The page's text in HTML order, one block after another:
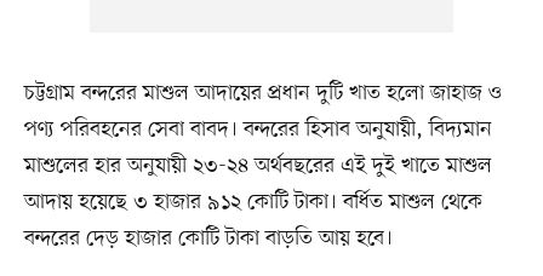
চট্টগ্রাম বন্দরের মাশুল আদায়ের প্রধান দুটি খাত হলো জাহাজ ও
পণ্য পরিবহনের সেবা বাবদ। বন্দরের হিসাব অনুযায়ী, বিদ্যমান
মাশুলের হার অনুযায়ী ২৩-২৪ অর্থবছরের এই দুই খাতে মাশুল
আদায় হয়েছে ৩ হাজার ৯১২ কোটি টাকা। বর্ধিত মাশুল থেকে
বন্দরের দেড় হাজার কোটি টাকা বাড়তি আয় হবে।